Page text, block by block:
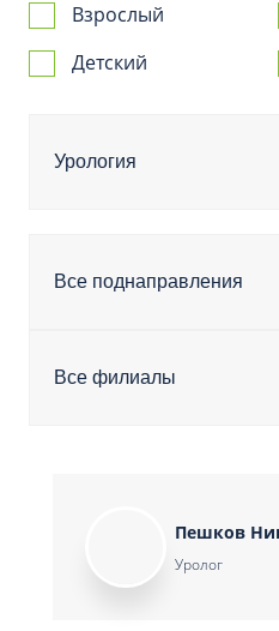
Взрослый
Детский
Урология
Все поднаправления
Все филиалы
Пешков
Уролог